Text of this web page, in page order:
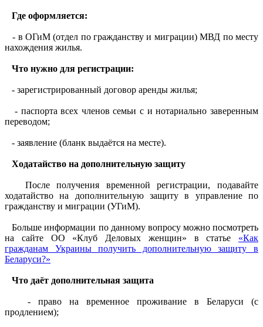
Где оформляется:
- в ОГиМ (отдел по гражданству и миграции) МВД по месту
нахождения жилья.
Что нужно для регистрации:
- зарегистрированный договор аренды жилья;
- паспорта всех членов семьи с и нотариально заверенным
переводом;
- заявление (бланк выдаётся на месте).
Ходатайство на дополнительную защиту
После получения временной регистрации, подавайте
ходатайство на дополнительную защиту в управление по
гражданству и миграции (УГиМ).
Больше информации по данному вопросу можно посмотреть
на сайте ОО «Клуб Деловых женщин» в статье «Как
гражданам Украины получить дополнительную защиту в
Беларуси?»
Что даёт дополнительная защита
- право на временное проживание в Беларуси (с
продлением);